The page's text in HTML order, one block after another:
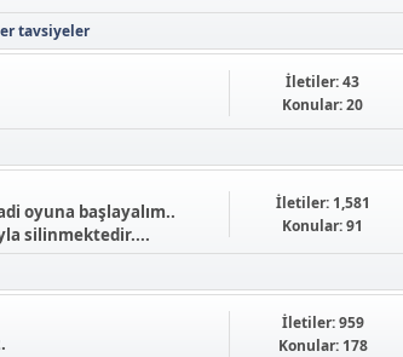
tavsiyeler
İletiler: 43
Konular: 20
oyuna başlayalım..
silinmektedir....
İletiler: 1,581
Konular: 91
İletiler: 959
Konular: 178